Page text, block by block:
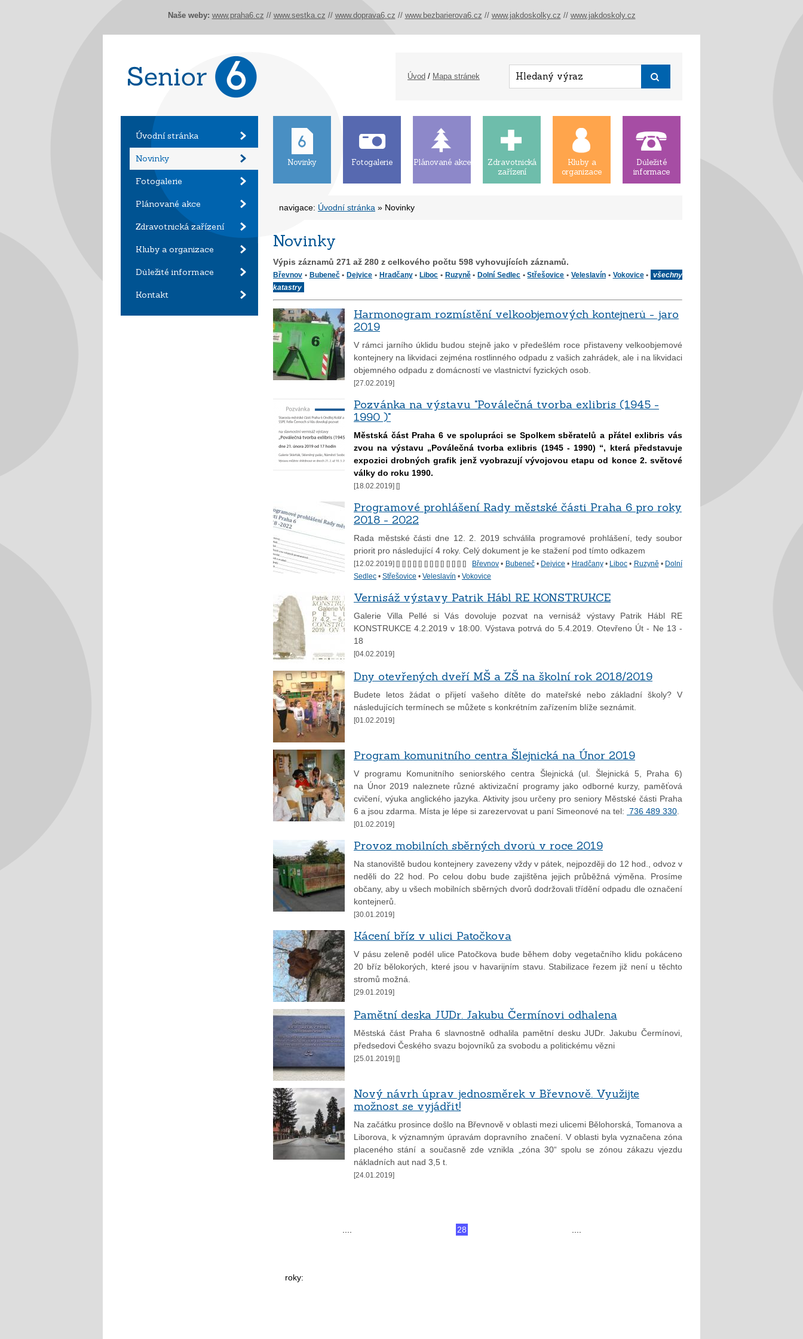
Úvod / Mapa stránek
Úvodní stránka
Novinky
Fotogalerie
Plánované akce
Zdravotnická zařízení
Kluby a organizace
Důležité informace
Kontakt
Novinky Fotogalerie Plánované akce
Zdravotnická
zařízení
Kluby a
organizace
Důležité
informace
navigace: Úvodní stránka » Novinky
Novinky
Výpis záznamů 271 až 280 z celkového počtu 598 vyhovujících záznamů.
Břevnov • Bubeneč•Dejvice • Hradčany•Liboc • Ruzyně•Dolní Sedlec•Střešovice •Veleslavín • Vokovice•
všechny
katastry
Harmonogram rozmístění velkoobjemových kontejnerů - jaro
2019
V rámci jarního úklidu budou stejně jako v předešlém roce přistaveny velkoobjemové
kontejnery na likvidaci zejména rostlinného odpadu z vašich zahrádek, ale i na likvidaci
objemného odpadu z domácností ve vlastnictví fyzických osob.
[27.02.2019]
Pozvánka na výstavu "Poválečná tvorba exlibris (1945 -
1990 )"
Městská část Praha 6 ve spolupráci se Spolkem sběratelů a přátel exlibris vás
zvou na výstavu „Poválečná tvorba exlibris (1945 - 1990) “, která představuje
expozici drobných grafik jenž vyobrazují vývojovou etapu od konce 2. světové
války do roku 1990.
[18.02.2019] []
Programové prohlášení Rady městské části Praha 6 pro roky
2018 - 2022
Rada městské části dne 12. 2. 2019 schválila programové prohlášení, tedy soubor
priorit pro následující 4 roky. Celý dokument je ke stažení pod tímto odkazem
[12.02.2019] [] [] [] [] [] [] [] [] [] [] [] [] [] Břevnov • Bubeneč• Dejvice • Hradčany• Liboc • Ruzyně • Dolní
Sedlec • Střešovice • Veleslavín • Vokovice
Vernisáž výstavy Patrik Hábl RE KONSTRUKCE
Galerie Villa Pellé si Vás dovoluje pozvat na vernisáž výstavy Patrik Hábl RE
KONSTRUKCE 4.2.2019 v 18:00. Výstava potrvá do 5.4.2019. Otevřeno Út - Ne 13 -
18
[04.02.2019]
Dny otevřených dveří MŠ a ZŠ na školní rok 2018/2019
Budete letos žádat o přijetí vašeho dítěte do mateřské nebo základní školy? V
následujících termínech se můžete s konkrétním zařízením blíže seznámit.
[01.02.2019]
Program komunitního centra Šlejnická na Únor 2019
V programu Komunitního seniorského centra Šlejnická (ul. Šlejnická 5, Praha 6)
na Únor 2019 naleznete různé aktivizační programy jako odborné kurzy, paměťová
cvičení, výuka anglického jazyka. Aktivity jsou určeny pro seniory Městské části Praha
6 a jsou zdarma. Místa je lépe si zarezervovat u paní Simeonové na tel: 736 489 330
[01.02.2019]
Provoz mobilních sběrných dvorů v roce 2019
Na stanoviště budou kontejnery zavezeny vždy v pátek, nejpozději do 12 hod., odvoz v
neděli do 22 hod. Po celou dobu bude zajištěna jejich průběžná výměna. Prosíme
občany, aby u všech mobilních sběrných dvorů dodržovali třídění odpadu dle označení
kontejnerů.
[30.01.2019]
Kácení bříz v ulici Patočkova
V pásu zeleně podél ulice Patočkova bude během doby vegetačního klidu pokáceno
20 bříz bělokorých, které jsou v havarijním stavu. Stabilizace řezem již není u těchto
stromů možná.
[29.01.2019]
Pamětní deska JUDr. Jakubu Čermínovi odhalena
Městská část Praha 6 slavnostně odhalila pamětní desku JUDr. Jakubu Čermínovi,
předsedovi Českého svazu bojovníků za svobodu a politickému vězni
[25.01.2019] []
Nový návrh úprav jednosměrek v Břevnově. Využijte
možnost se vyjádřit!
Na začátku prosince došlo na Břevnově v oblasti mezi ulicemi Bělohorská, Tomanova a
Liborova, k významným úpravám dopravního značení. V oblasti byla vyznačena zóna
placeného stání a současně zde vznikla „zóna 30“ spolu se zónou zákazu vjezdu
nákladních aut nad 3,5 t.
[24.01.2019]
28
roky:
Naše weby: www.praha6.cz // www.sestka.cz // www.doprava6.cz // www.bezbarierova6.cz // www.jakdoskolky.cz // www.jakdoskoly.cz